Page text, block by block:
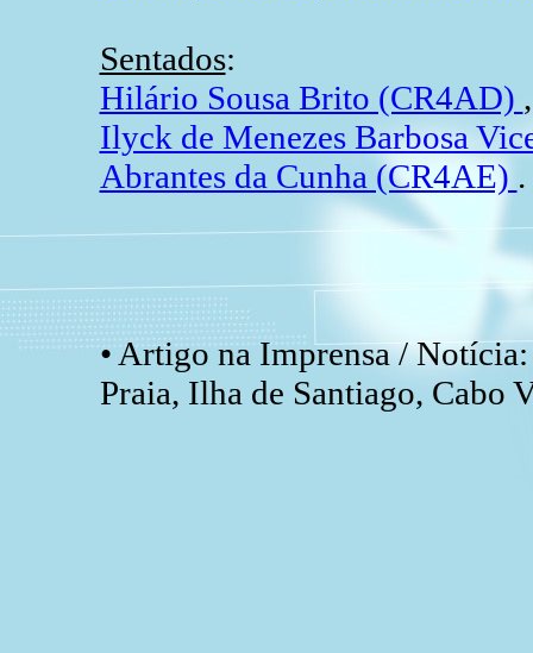
Sentados:
Hilário Sousa Brito (CR4AD)
Ilyck de Menezes Barbosa
Abrantes da Cunha (CR4AE) .
• Artigo na Imprensa /
Praia, Ilha de Santiago, Cabo